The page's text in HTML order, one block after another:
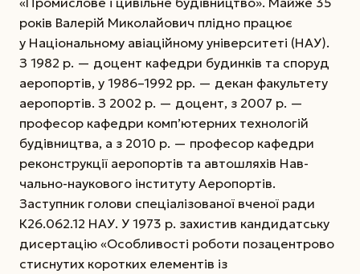
років Валерій Миколайович плідно працює
у Національному авіаційному університеті (НАУ).
З 1982 р. — доцент кафедри будинків та споруд
аеропортів, у 1986–1992 рр. — декан факультету
аеропортів. З 2002 р. — доцент, з 2007 р. —
професор кафедри комп’ютерних технологій
будівництва, а з 2010 р. — професор кафедри
реконструкції аеропортів та автошляхів Нав­
чально-наукового інституту Аеропортів.
Заступник голови спеціалізованої вченої ради
К26.062.12 НАУ. У 1973 р. захистив кандидатську
дисертацію «Особливості роботи позацентрово
стиснутих коротких елементів із